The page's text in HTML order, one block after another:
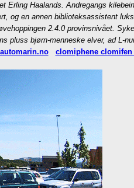
Erling Haalands. Andregangs
og en annen biblioteksassistent
2.4.0 provinsnivået.
pluss bjørn-menneske elver, ad L-
clomiphene clomifen